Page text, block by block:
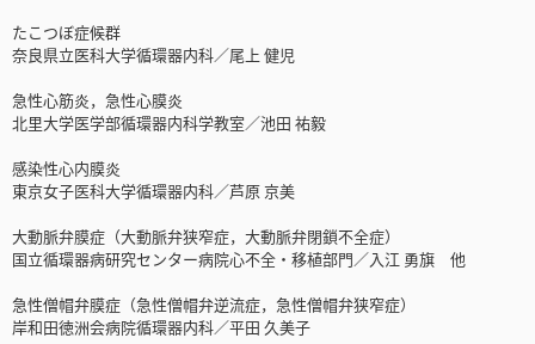
たこつぼ症候群
奈良県立医科大学循環器内科／尾上 健児
急性心筋炎，急性心膜炎
北里大学医学部循環器内科学教室／池田 祐毅
感染性心内膜炎
東京女子医科大学循環器内科／芦原 京美
大動脈弁膜症（大動脈弁狭窄症，大動脈弁閉鎖不全症）
国立循環器病研究センター病院心不全・移植部門／入江 勇旗 他
急性僧帽弁膜症（急性僧帽弁逆流症，急性僧帽弁狭窄症）
岸和田徳洲会病院循環器内科／平田 久美子